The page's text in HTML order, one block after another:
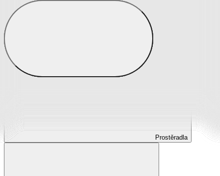
Prostěradla
Prostěradla